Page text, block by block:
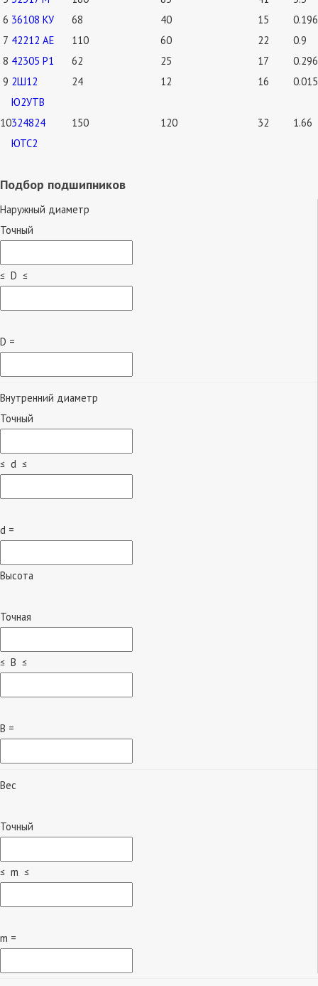
6 36108 КУ 68 40 15
0.196
7 42212 АЕ 110 60 22
0.9
8 42305 Р1 62 25 17
0.296
9 2Ш12
Ю2УТВ
24 12 16 0.015
10324824
ЮТС2
150 120 32 1.66
Подбор подшипников
Наружный диаметр
Точный
≤ D ≤
D =
Внутренний диаметр
Точный
≤ d ≤
d =
Высота
Точная
≤ B ≤
B =
Вес
Точный
≤ m ≤
m =